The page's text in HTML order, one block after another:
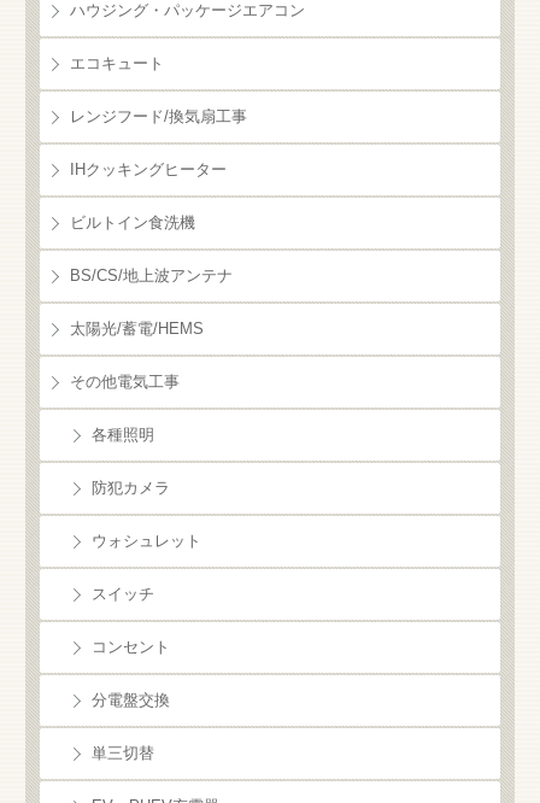
ハウジング・パッケージエアコン
エコキュート
レンジフード/換気扇工事
IHクッキングヒーター
ビルトイン食洗機
BS/CS/地上波アンテナ
太陽光/蓄電/HEMS
その他電気工事
各種照明
防犯カメラ
ウォシュレット
スイッチ
コンセント
分電盤交換
単三切替